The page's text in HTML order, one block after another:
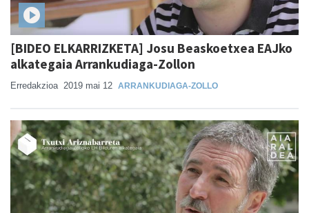
[BIDEO ELKARRIZKETA] Josu Beaskoetxea EAJko
alkategaia Arrankudiaga-Zollon
Erredakzioa 2019 mai 12 ARRANKUDIAGA-ZOLLO